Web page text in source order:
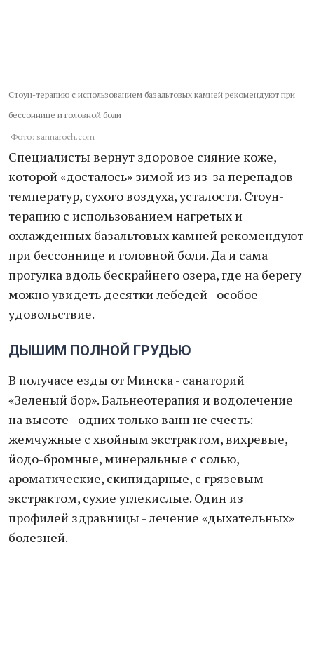
Стоун-терапию с использованием базальтовых камней рекомендуют при
бессоннице и головной боли
Фото: sannaroch.com
Специалисты вернут здоровое сияние коже,
которой «досталось» зимой из из-за перепадов
температур, сухого воздуха, усталости. Стоун-
терапию с использованием нагретых и
охлажденных базальтовых камней рекомендуют
при бессоннице и головной боли. Да и сама
прогулка вдоль бескрайнего озера, где на берегу
можно увидеть десятки лебедей - особое
удовольствие.
ДЫШИМ ПОЛНОЙ ГРУДЬЮ
В получасе езды от Минска - санаторий
«Зеленый бор». Бальнеотерапия и водолечение
на высоте - одних только ванн не счесть:
жемчужные с хвойным экстрактом, вихревые,
йодо-бромные, минеральные с солью,
ароматические, скипидарные, с грязевым
экстрактом, сухие углекислые. Один из
профилей здравницы - лечение «дыхательных»
болезней.